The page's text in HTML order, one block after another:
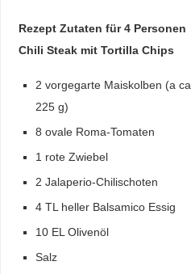
Rezept Zutaten für 4 Personen
Chili Steak mit Tortilla Chips
2 vorgegarte Maiskolben (a ca.
225 g)
8 ovale Roma-Tomaten
1 rote Zwiebel
2 Jalaperio-Chilischoten
4 TL heller Balsamico Essig
10 EL Olivenöl
Salz